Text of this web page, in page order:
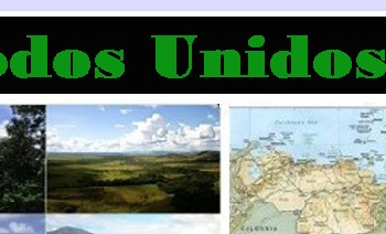
por la Democracia
la peor peste que le ha caido a esta tierra